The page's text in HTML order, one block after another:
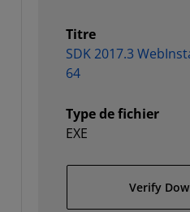
Titre
SDK 2017.3
64
Type de fichier
EXE
Verify